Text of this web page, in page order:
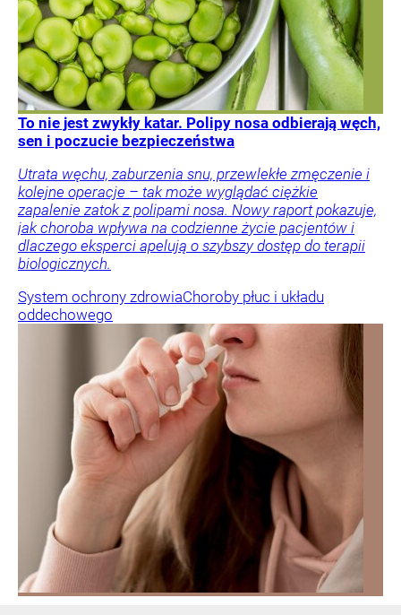
To nie jest zwykły katar. Polipy nosa odbierają węch,
sen i poczucie bezpieczeństwa
Utrata węchu, zaburzenia snu, przewlekłe zmęczenie i
kolejne operacje – tak może wyglądać ciężkie
zapalenie zatok z polipami nosa. Nowy raport pokazuje,
jak choroba wpływa na codzienne życie pacjentów i
dlaczego eksperci apelują o szybszy dostęp do terapii
biologicznych.
System ochrony zdrowiaChoroby płuc i układu
oddechowego